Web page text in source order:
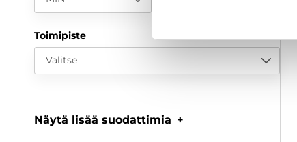
Toimipiste
Valitse
Näytä lisää suodattimia